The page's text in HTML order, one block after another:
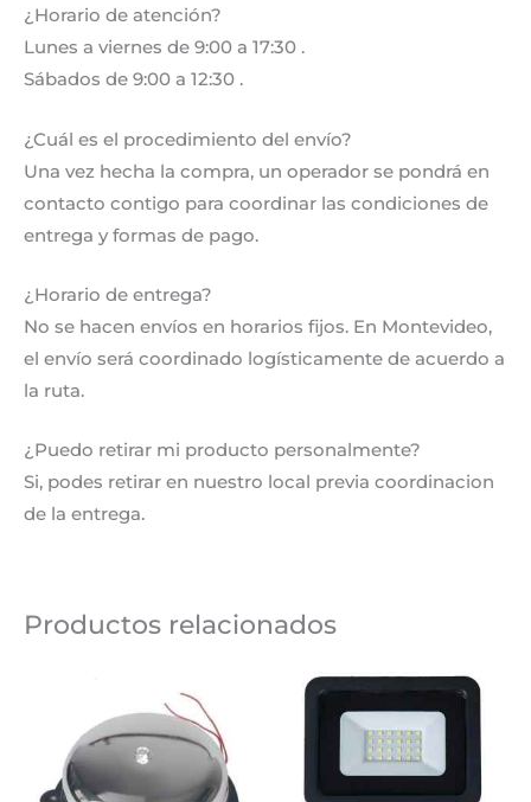
¿Horario de atención?
Lunes a viernes de 9:00 a 17:30 .
Sábados de 9:00 a 12:30 .
¿Cuál es el procedimiento del envío?
Una vez hecha la compra, un operador se pondrá en
contacto contigo para coordinar las condiciones de
entrega y formas de pago.
¿Horario de entrega?
No se hacen envíos en horarios fijos. En Montevideo,
el envío será coordinado logísticamente de acuerdo a
la ruta.
¿Puedo retirar mi producto personalmente?
Si, podes retirar en nuestro local previa coordinacion
de la entrega.
Productos relacionados